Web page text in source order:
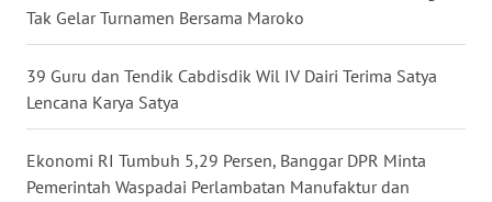
Tak Gelar Turnamen Bersama Maroko
39 Guru dan Tendik Cabdisdik Wil IV Dairi Terima Satya
Lencana Karya Satya
Ekonomi RI Tumbuh 5,29 Persen, Banggar DPR Minta
Pemerintah Waspadai Perlambatan Manufaktur dan
WN
NUSANTARA
WN
JOGJA
WN